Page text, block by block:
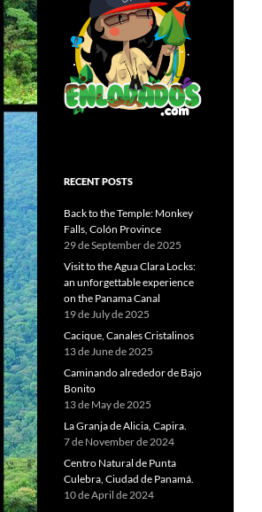
RECENT POSTS
Back to the Temple: Monkey
Falls, Colón Province
29 de September de 2025
Visit to the Agua Clara Locks:
an unforgettable experience
on the Panama Canal
19 de July de 2025
Cacique, Canales Cristalinos
13 de June de 2025
Caminando alrededor de Bajo
Bonito
13 de May de 2025
La Granja de Alicia, Capira.
7 de November de 2024
Centro Natural de Punta
Culebra, Ciudad de Panamá.
10 de April de 2024